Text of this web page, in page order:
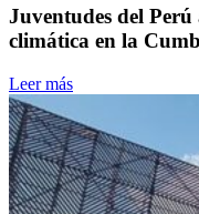
Juventudes del
climática en la
Leer más